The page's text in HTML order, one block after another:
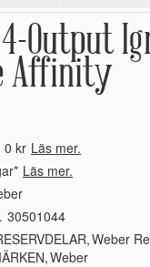
Output
Affinity
0 kr Läs mer.
Läs mer.
30501044
,Weber
,Weber